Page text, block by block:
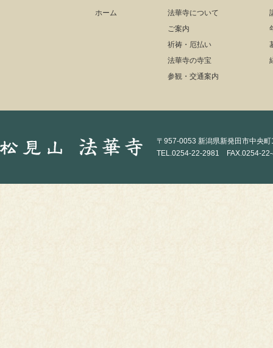
ホーム
法華寺について
ご案内
祈祷・厄払い
法華寺の寺宝
参観・交通案内
〒957-0053 新潟県新発田市中央
TEL.0254-22-2981 FAX.0254-